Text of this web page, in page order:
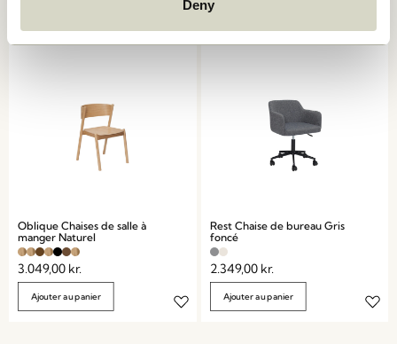
Deny
Oblique Chaises de salle à
manger Naturel
3.049,00 kr.
Ajouter au panier
Rest Chaise de bureau Gris
foncé
2.349,00 kr.
Ajouter au panier